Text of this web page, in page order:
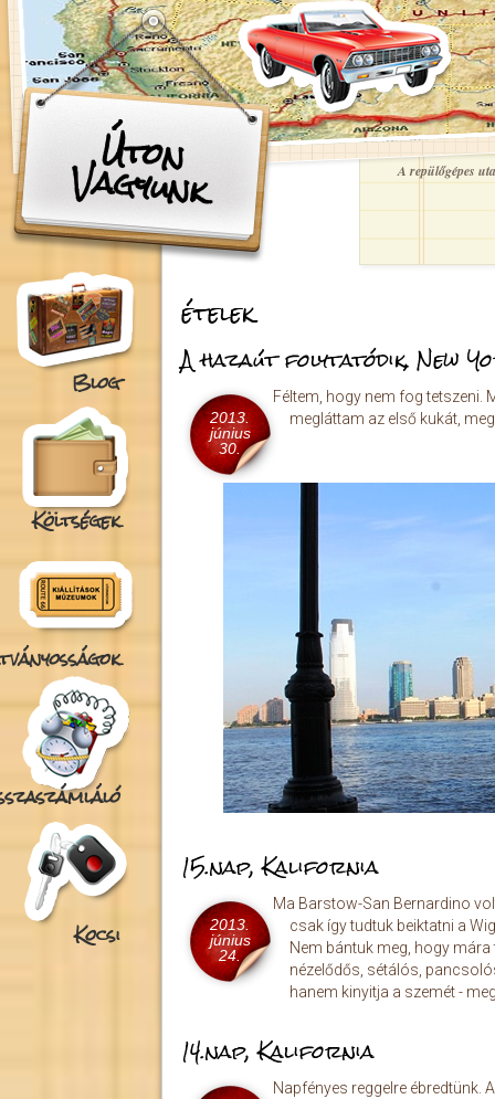
Ugrás a tartalomra
Úton
Vagyunk A repülőgépes
Blog
Költségek
Kocsi
ételek
A hazaút folytatódik, New
2013.
június
30.
Féltem, hogy nem fog tetszeni.
megláttam az első kukát,
15.nap, Kalifornia
2013.
június
24.
Ma Barstow-San Bernardino
csak így tudtuk beiktatni a
Nem bántuk meg, hogy
nézelődős, sétálós,
hanem kinyitja a szemét -
14.nap, Kalifornia
Napfényes reggelre ébredtünk.